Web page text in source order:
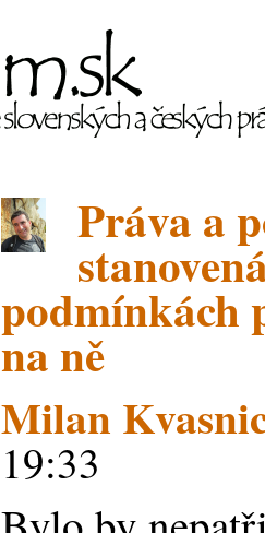
Práva a
podmínkách
na ně
Milan
19:33